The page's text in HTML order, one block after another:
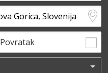
Povratak